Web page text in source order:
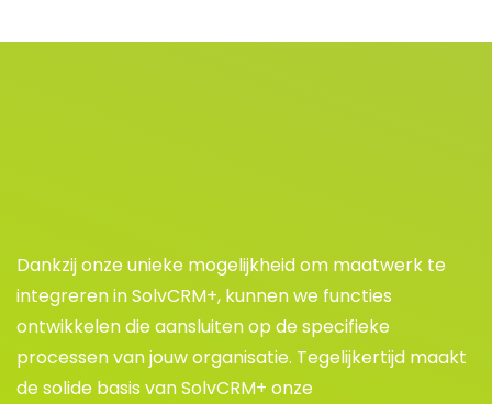
Dankzij onze unieke mogelijkheid om maatwerk te
integreren in SolvCRM+, kunnen we functies
ontwikkelen die aansluiten op de specifieke
processen van jouw organisatie. Tegelijkertijd maakt
de solide basis van SolvCRM+ onze